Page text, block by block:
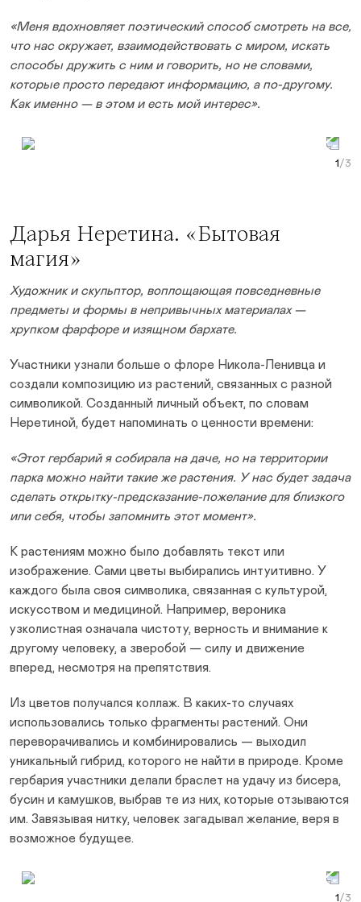
«Меня вдохновляет поэтический способ смотреть на все,
что нас окружает, взаимодействовать с миром, искать
способы дружить с ним и говорить, но не словами,
которые просто передают информацию, а по-другому.
Как именно — в этом и есть мой интерес».
Next Slide
Дарья Неретина. «Бытовая
магия»
Художник и скульптор, воплощающая повседневные
предметы и формы в непривычных материалах —
хрупком фарфоре и изящном бархате.
Участники узнали больше о флоре Никола-Ленивца и
создали композицию из растений, связанных с разной
символикой. Созданный личный объект, по словам
Неретиной, будет напоминать о ценности времени:
«Этот гербарий я собирала на даче, но на территории
парка можно найти такие же растения. У нас будет задача
сделать открытку-предсказание-пожелание для близкого
или себя, чтобы запомнить этот момент».
К растениям можно было добавлять текст или
изображение. Сами цветы выбирались интуитивно. У
каждого была своя символика, связанная с культурой,
искусством и медициной. Например, вероника
узколистная означала чистоту, верность и внимание к
другому человеку, а зверобой — силу и движение
вперед, несмотря на препятствия.
Из цветов получался коллаж. В каких-то случаях
использовались только фрагменты растений. Они
переворачивались и комбинировались — выходил
уникальный гибрид, которого не найти в природе. Кроме
гербария участники делали браслет на удачу из бисера,
бусин и камушков, выбрав те из них, которые отзываются
им. Завязывая нитку, человек загадывал желание, веря в
возможное будущее.
Next Slide